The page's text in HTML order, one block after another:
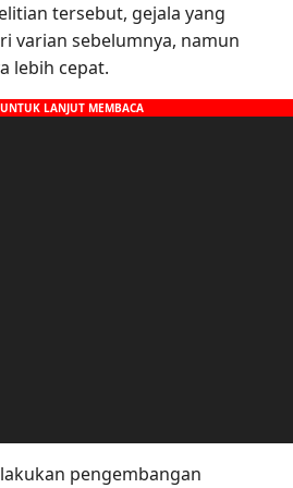
tersebut, gejala yang
varian sebelumnya, namun
lebih cepat.
pengembangan